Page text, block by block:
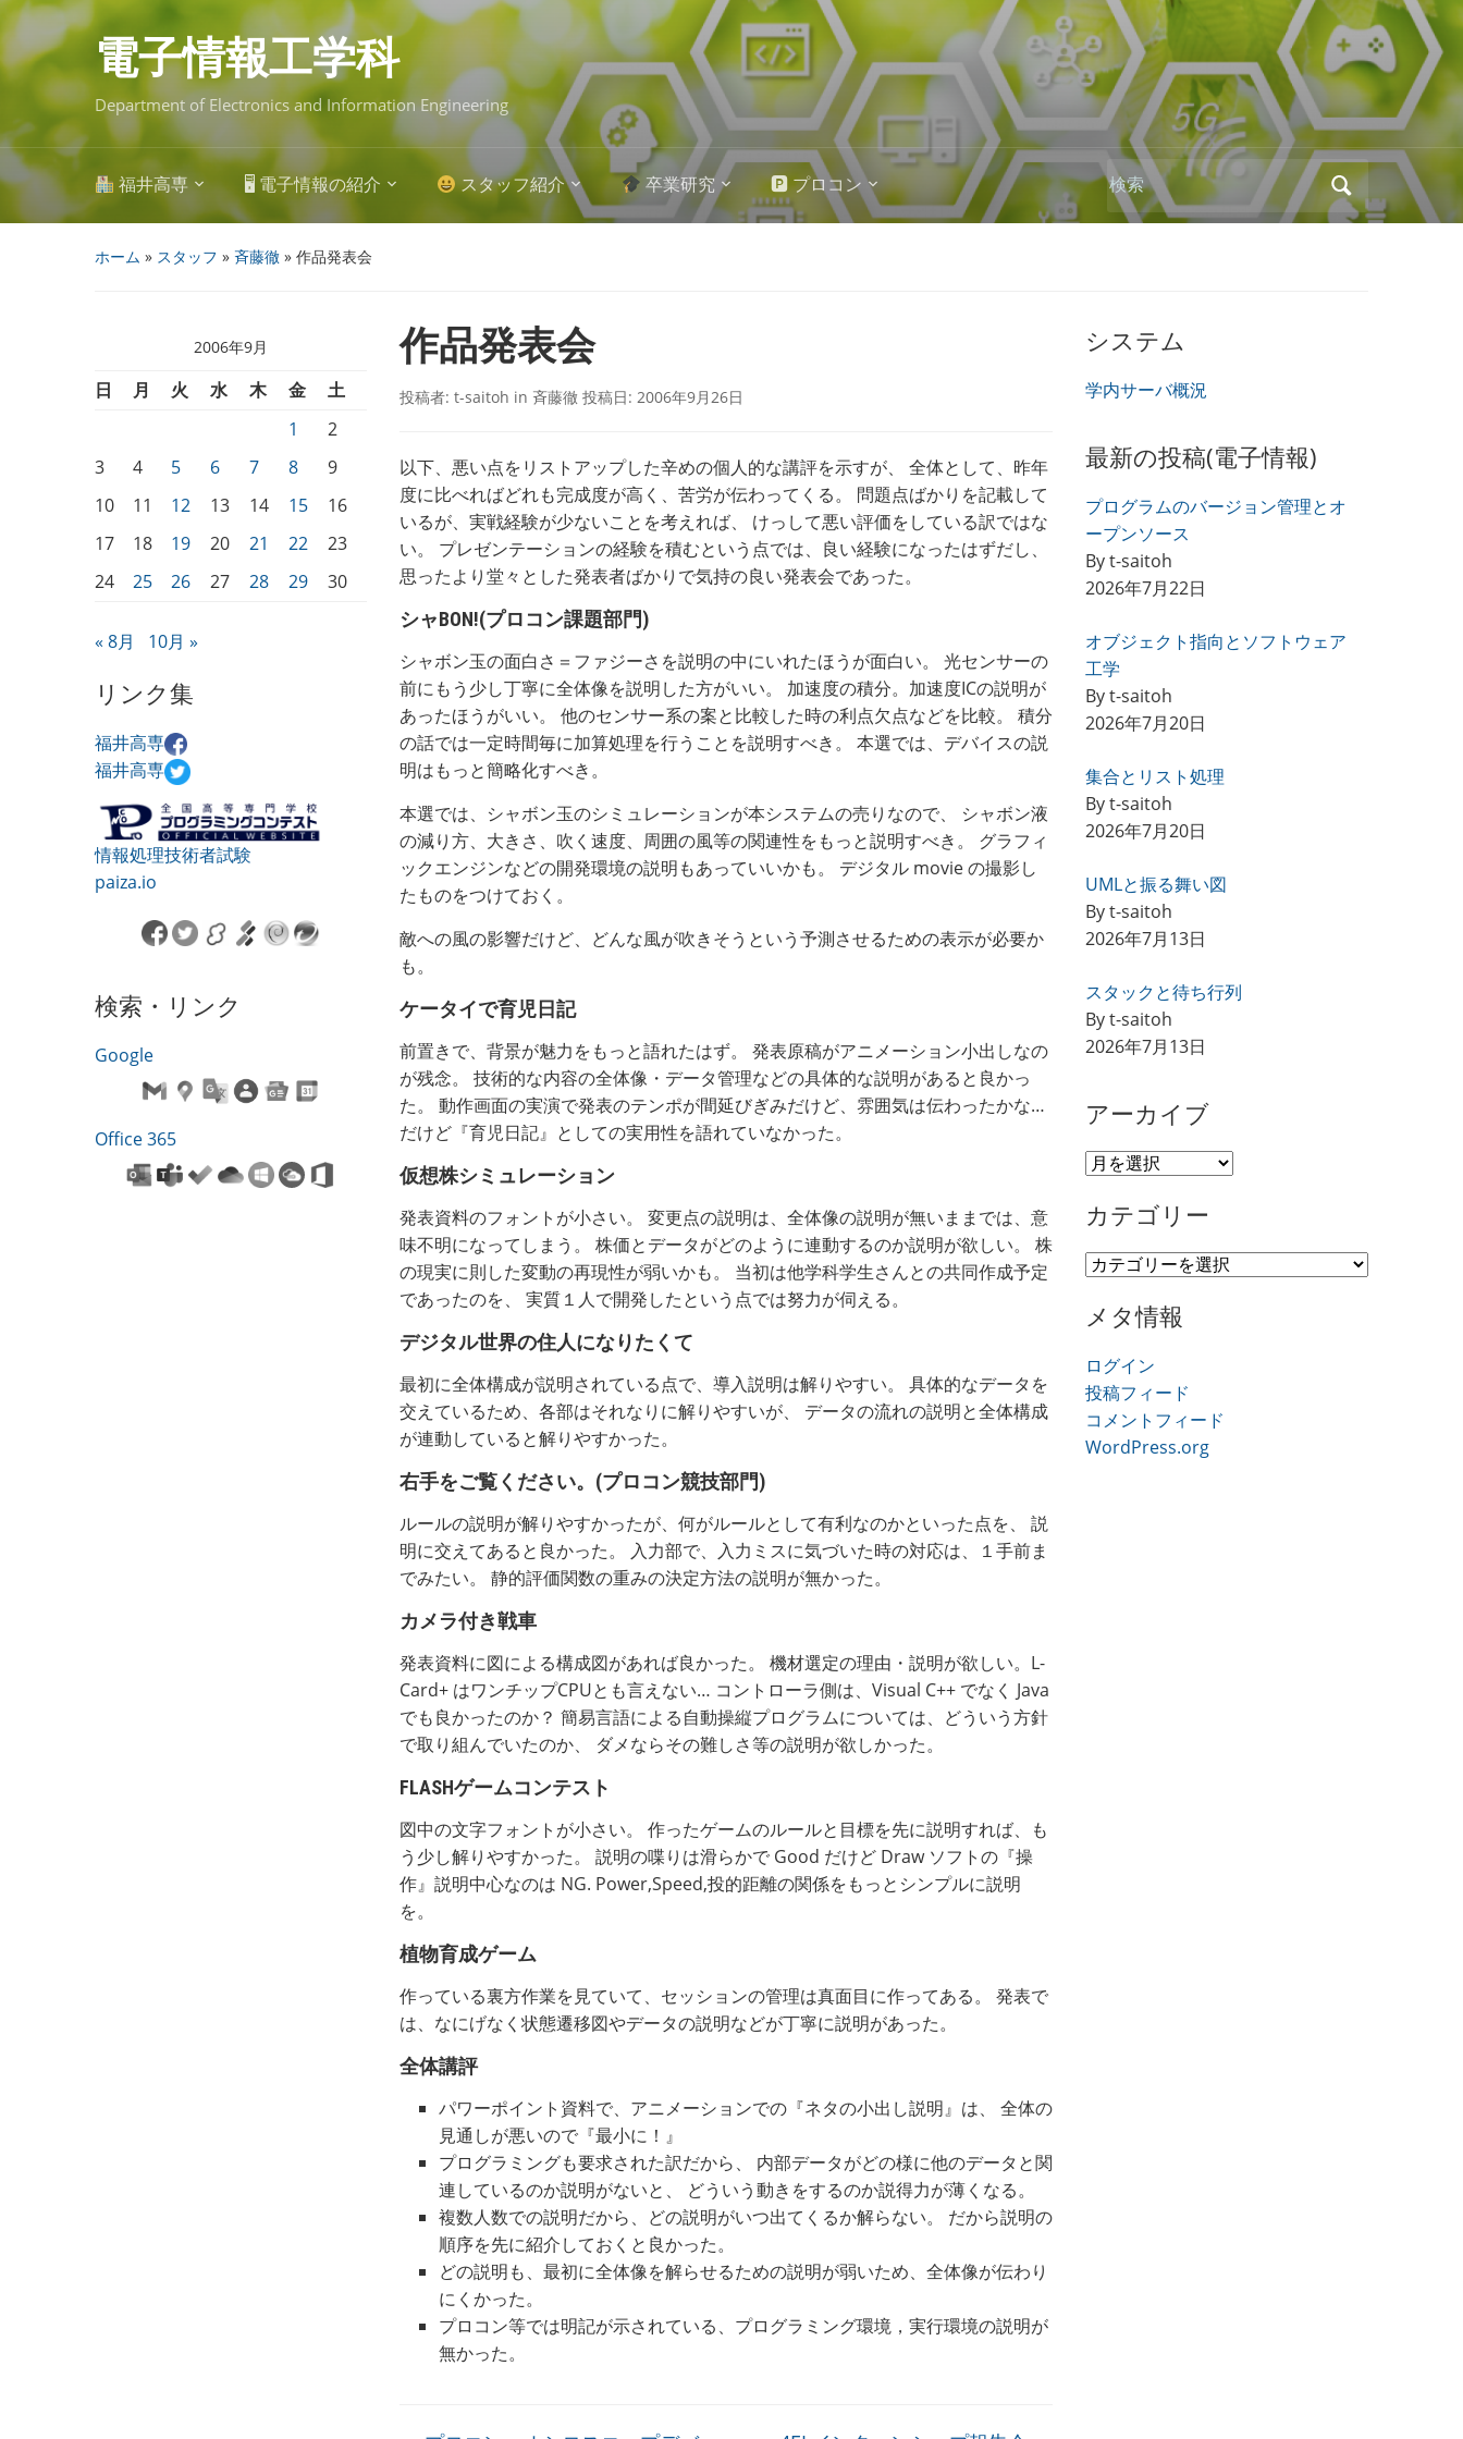
Skip
to
main
content 電子情報工学科
Department of Electronics and Information Engineering
福井高専 🖥 電子情報の紹介 スタッフ紹介 卒業研究 🅿 プロコン
Search
for:
ホーム » スタッフ » 斉藤徹 » 作品発表会
2006年9月
日 月 火 水 木 金
土
1
2
3
4 5 6 7 8
9
10
11 12 13 14 15
16
17
18 19 20 21 22
23
24
25 26 27 28 29 30
« 8月 10月 »
リンク集
福井高専
福井高専
情報処理技術者試験
paiza.io
検索・リンク
Google
Office 365
作品発表会
投稿者: t-saitoh in 斉藤徹 投稿日: 2006年9月26日
以下、悪い点をリストアップした辛めの個人的な講評を示すが、 全体として、昨年
度に比べればどれも完成度が高く、苦労が伝わってくる。 問題点ばかりを記載して
いるが、実戦経験が少ないことを考えれば、 けっして悪い評価をしている訳ではな
い。 プレゼンテーションの経験を積むという点では、良い経験になったはずだし、
思ったより堂々とした発表者ばかりで気持の良い発表会であった。
シャBON!(プロコン課題部門)
シャボン玉の面白さ＝ファジーさを説明の中にいれたほうが面白い。 光センサーの
前にもう少し丁寧に全体像を説明した方がいい。 加速度の積分。加速度ICの説明が
あったほうがいい。 他のセンサー系の案と比較した時の利点欠点などを比較。 積分
の話では一定時間毎に加算処理を行うことを説明すべき。 本選では、デバイスの説
明はもっと簡略化すべき。
本選では、シャボン玉のシミュレーションが本システムの売りなので、 シャボン液
の減り方、大きさ、吹く速度、周囲の風等の関連性をもっと説明すべき。 グラフィ
ックエンジンなどの開発環境の説明もあっていいかも。 デジタル movie の撮影し
たものをつけておく。
敵への風の影響だけど、どんな風が吹きそうという予測させるための表示が必要か
も。
ケータイで育児日記
前置きで、背景が魅力をもっと語れたはず。 発表原稿がアニメーション小出しなの
が残念。 技術的な内容の全体像・データ管理などの具体的な説明があると良かっ
た。 動作画面の実演で発表のテンポが間延びぎみだけど、雰囲気は伝わったかな…
だけど『育児日記』としての実用性を語れていなかった。
仮想株シミュレーション
発表資料のフォントが小さい。 変更点の説明は、全体像の説明が無いままでは、意
味不明になってしまう。 株価とデータがどのように連動するのか説明が欲しい。 株
の現実に則した変動の再現性が弱いかも。 当初は他学科学生さんとの共同作成予定
であったのを、 実質１人で開発したという点では努力が伺える。
デジタル世界の住人になりたくて
最初に全体構成が説明されている点で、導入説明は解りやすい。 具体的なデータを
交えているため、各部はそれなりに解りやすいが、 データの流れの説明と全体構成
が連動していると解りやすかった。
右手をご覧ください。(プロコン競技部門)
ルールの説明が解りやすかったが、何がルールとして有利なのかといった点を、 説
明に交えてあると良かった。 入力部で、入力ミスに気づいた時の対応は、１手前ま
でみたい。 静的評価関数の重みの決定方法の説明が無かった。
カメラ付き戦車
発表資料に図による構成図があれば良かった。 機材選定の理由・説明が欲しい。L-
Card+ はワンチップCPUとも言えない… コントローラ側は、Visual C++ でなく Java
でも良かったのか？ 簡易言語による自動操縦プログラムについては、どういう方針
で取り組んでいたのか、 ダメならその難しさ等の説明が欲しかった。
FLASHゲームコンテスト
図中の文字フォントが小さい。 作ったゲームのルールと目標を先に説明すれば、も
う少し解りやすかった。 説明の喋りは滑らかで Good だけど Draw ソフトの『操
作』説明中心なのは NG. Power,Speed,投的距離の関係をもっとシンプルに説明
を。
植物育成ゲーム
作っている裏方作業を見ていて、セッションの管理は真面目に作ってある。 発表で
は、なにげなく状態遷移図やデータの説明などが丁寧に説明があった。
全体講評
パワーポイント資料で、アニメーションでの『ネタの小出し説明』は、 全体の
見通しが悪いので『最小に！』
プログラミングも要求された訳だから、 内部データがどの様に他のデータと関
連しているのか説明がないと、 どういう動きをするのか説得力が薄くなる。
複数人数での説明だから、どの説明がいつ出てくるか解らない。 だから説明の
順序を先に紹介しておくと良かった。
どの説明も、最初に全体像を解らせるための説明が弱いため、全体像が伝わり
にくかった。
プロコン等では明記が示されている、プログラミング環境，実行環境の説明が
無かった。
システム
学内サーバ概況
最新の投稿(電子情報)
プログラムのバージョン管理とオ
ープンソース
By t-saitoh
2026年7月22日
オブジェクト指向とソフトウェア
工学
By t-saitoh
2026年7月20日
集合とリスト処理
By t-saitoh
2026年7月20日
UMLと振る舞い図
By t-saitoh
2026年7月13日
スタックと待ち行列
By t-saitoh
2026年7月13日
アーカイブ
ア
カ
ブ
カテゴリー
カ
ゴ
ー
メタ情報
ログイン
投稿フィード
コメントフィード
WordPress.org